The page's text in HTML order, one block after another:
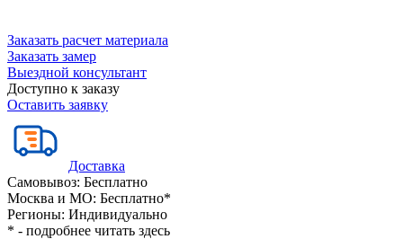
Заказать расчет материала
Заказать замер
Выездной консультант
Доступно к заказу
Оставить заявку
Доставка
Самовывоз: Бесплатно
Москва и МО: Бесплатно*
Регионы: Индивидуально
* - подробнее читать здесь